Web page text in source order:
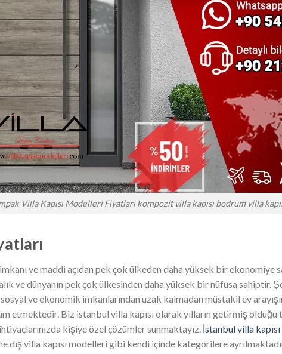
Villa Kapısı Modelleri Fiyatları kompozit villa kapısı bodrum villa
ve maddi açıdan pek çok ülkeden daha yüksek bir ekonomiye
ve dünyanın pek çok ülkesinden daha yüksek bir nüfusa sahiptir.
sosyal ve ekonomik imkanlarından uzak kalmadan müstakil ev
etmektedir. Biz istanbul villa kapısı olarak yılların getirmiş
kişiye özel çözümler sunmaktayız. İstanbul villa kapısı
dış villa kapısı modelleri gibi kendi içinde kategorilere